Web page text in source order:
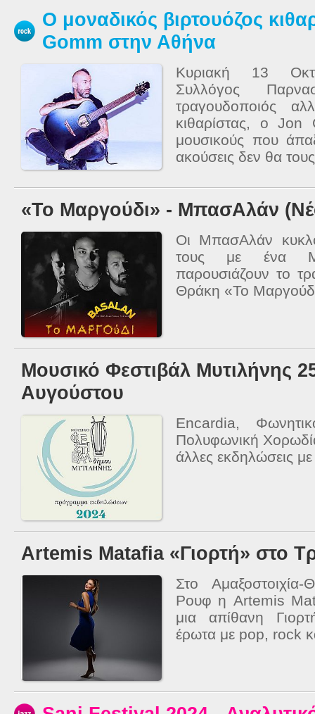
Ο μοναδικός βιρτουόζος
Gomm στην Αθήνα
Κυριακή 13
Συλλόγος
τραγουδοποιός
κιθαρίστας, ο Jon
μουσικούς που
ακούσεις δεν θα
«Το Μαργούδι» - ΜπασΑλάν
Οι ΜπασΑλάν
τους με ένα
παρουσιάζουν το
Θράκη «Το
Μουσικό Φεστιβάλ Μυτιλήνης
Αυγούστου
Encardia,
Πολυφωνική
άλλες εκδηλώσεις
Artemis Matafia «Γιορτή» στο
Στο
Ρουφ η Artemis
μια απίθανη
έρωτα με pop, rock